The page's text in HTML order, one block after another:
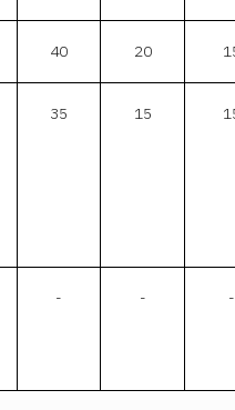
40 20
35 15
- - -